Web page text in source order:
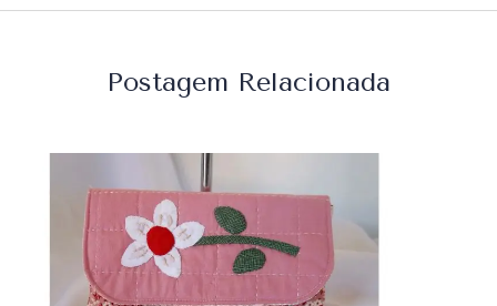
Postagem Relacionada